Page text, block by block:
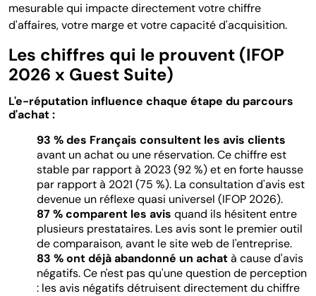
mesurable qui impacte directement votre chiffre
d'affaires, votre marge et votre capacité d'acquisition.
Les chiffres qui le prouvent (IFOP
2026 x Guest Suite)
L'e-réputation influence chaque étape du parcours
d'achat :
93 % des Français consultent les avis clients
avant un achat ou une réservation. Ce chiffre est
stable par rapport à 2023 (92 %) et en forte hausse
par rapport à 2021 (75 %). La consultation d'avis est
devenue un réflexe quasi universel (IFOP 2026).
87 % comparent les avis quand ils hésitent entre
plusieurs prestataires. Les avis sont le premier outil
de comparaison, avant le site web de l'entreprise.
83 % ont déjà abandonné un achatà cause d'avis
négatifs. Ce n'est pas qu'une question de perception
: les avis négatifs détruisent directement du chiffre